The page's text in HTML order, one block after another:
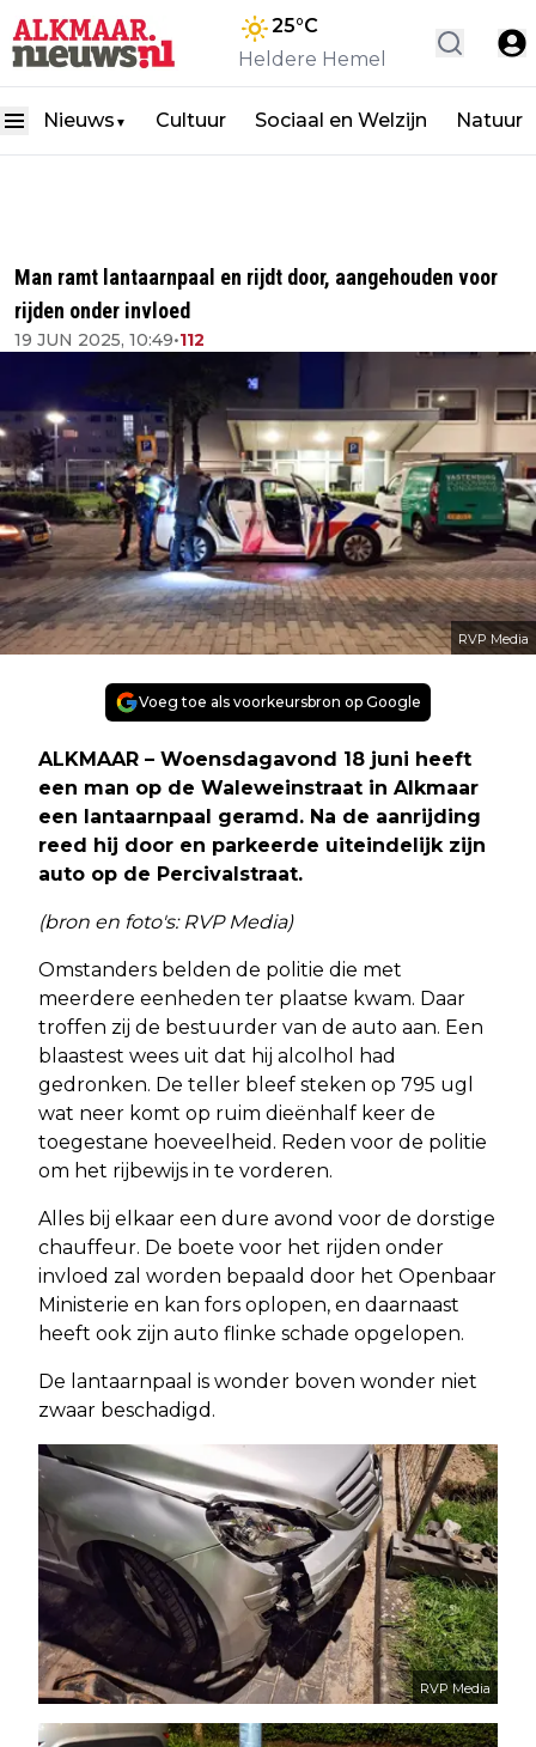
25°C
Heldere Hemel
Nieuws ▼ Cultuur Sociaal en Welzijn Natuur
Man ramt lantaarnpaal en rijdt door, aangehouden voor
rijden onder invloed
19 JUN 2025, 10:49•112
RVP Media
Voeg toe als voorkeursbron op Google
ALKMAAR – Woensdagavond 18 juni heeft
een man op de Waleweinstraat in Alkmaar
een lantaarnpaal geramd. Na de aanrijding
reed hij door en parkeerde uiteindelijk zijn
auto op de Percivalstraat.
(bron en foto's: RVP Media)
Omstanders belden de politie die met
meerdere eenheden ter plaatse kwam. Daar
troffen zij de bestuurder van de auto aan. Een
blaastest wees uit dat hij alcolhol had
gedronken. De teller bleef steken op 795 ugl
wat neer komt op ruim dieënhalf keer de
toegestane hoeveelheid. Reden voor de politie
om het rijbewijs in te vorderen.
Alles bij elkaar een dure avond voor de dorstige
chauffeur. De boete voor het rijden onder
invloed zal worden bepaald door het Openbaar
Ministerie en kan fors oplopen, en daarnaast
heeft ook zijn auto flinke schade opgelopen.
De lantaarnpaal is wonder boven wonder niet
zwaar beschadigd.
RVP Media